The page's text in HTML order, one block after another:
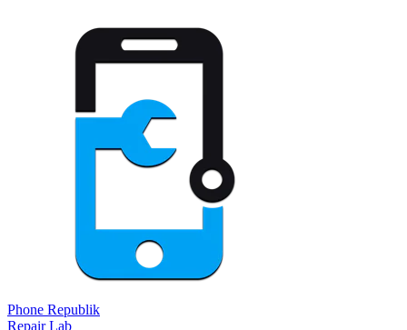
Phone Republik
Repair Lab